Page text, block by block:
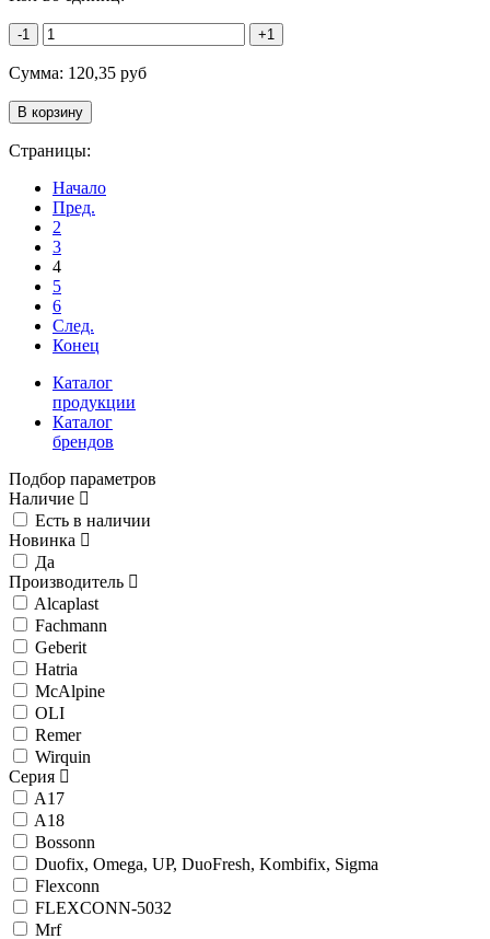
-1 +1
Сумма: 120,35 руб
Страницы:
Начало
Пред.
2
3
4
5
6
След.
Конец
Каталог
продукции
Каталог
брендов
Подбор параметров
Наличие
Есть в наличии
Новинка
Да
Производитель
Alcaplast
Fachmann
Geberit
Hatria
McAlpine
OLI
Remer
Wirquin
Серия
A17
A18
Bossonn
Duofix, Omega, UP, DuoFresh, Kombifix, Sigma
Flexconn
FLEXCONN-5032
Mrf